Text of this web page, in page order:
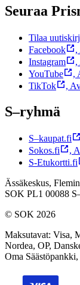
Seuraa
Tilaa
Facebook
,
Instagram
,
YouTube
,
TikTok
,
S–ryhmä
S–kaupat.fi
Sokos.fi
,
S-Etukortti.fi
Ässäkeskus,
SOK PL1 00088
© SOK 2026
Maksutavat: Visa,
Nordea, OP,
Oma